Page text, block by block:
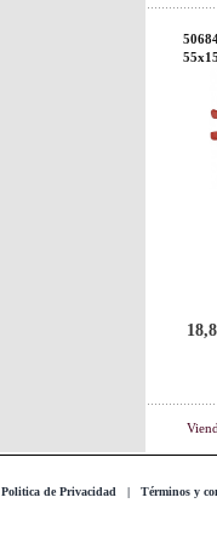
Politica de Privacidad | Términos y